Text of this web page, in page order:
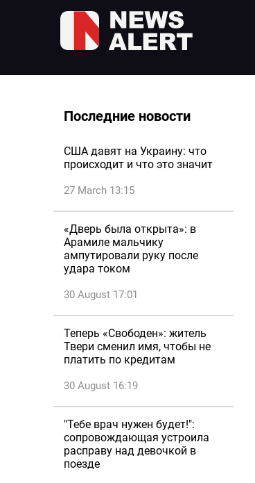
Последние новости
США давят на Украину: что
происходит и что это значит
27 March 13:15
«Дверь была открыта»: в
Арамиле мальчику
ампутировали руку после
удара током
30 August 17:01
Теперь «Свободен»: житель
Твери сменил имя, чтобы не
платить по кредитам
30 August 16:19
"Тебе врач нужен будет!":
сопровождающая устроила
расправу над девочкой в
поезде